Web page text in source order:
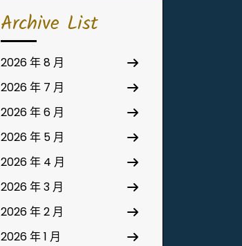
Archive List
2026 年 8 月
2026 年 7 月
2026 年 6 月
2026 年 5 月
2026 年 4 月
2026 年 3 月
2026 年 2 月
2026 年 1 月